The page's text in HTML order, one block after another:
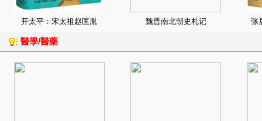
开太平：宋太祖赵匡胤 魏晋南北朝史札记 张
醫學/醫藥